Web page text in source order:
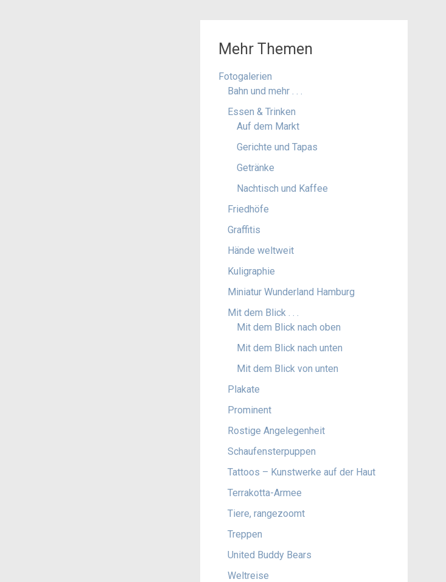
Mehr Themen
Fotogalerien
Bahn und mehr . . .
Essen & Trinken
Auf dem Markt
Gerichte und Tapas
Getränke
Nachtisch und Kaffee
Friedhöfe
Graffitis
Hände weltweit
Kuligraphie
Miniatur Wunderland Hamburg
Mit dem Blick . . .
Mit dem Blick nach oben
Mit dem Blick nach unten
Mit dem Blick von unten
Plakate
Prominent
Rostige Angelegenheit
Schaufensterpuppen
Tattoos – Kunstwerke auf der Haut
Terrakotta-Armee
Tiere, rangezoomt
Treppen
United Buddy Bears
Weltreise